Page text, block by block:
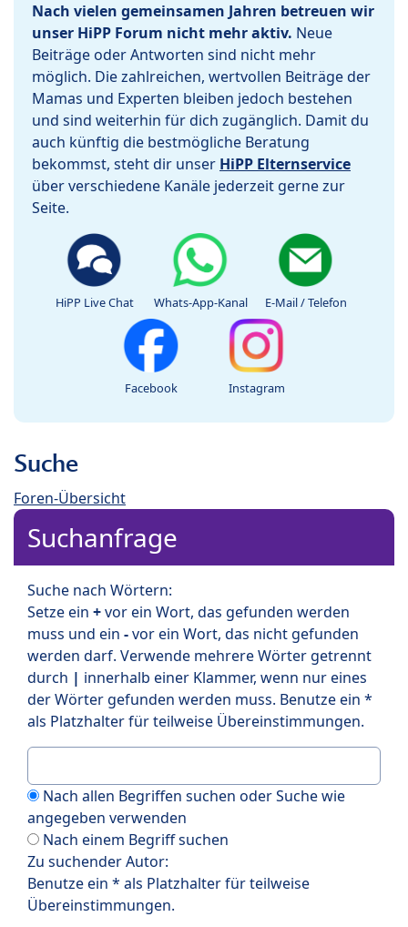
Nach vielen gemeinsamen Jahren betreuen wir
unser HiPP Forum nicht mehr aktiv. Neue
Beiträge oder Antworten sind nicht mehr
möglich. Die zahlreichen, wertvollen Beiträge der
Mamas und Experten bleiben jedoch bestehen
und sind weiterhin für dich zugänglich. Damit du
auch künftig die bestmögliche Beratung
bekommst, steht dir unser HiPP Elternservice
über verschiedene Kanäle jederzeit gerne zur
Seite.
HiPP Live Chat Whats-App-Kanal E-Mail / Telefon
Facebook Instagram
Suche
Foren-Übersicht
Suchanfrage
Suche nach Wörtern:
Setze ein +vor ein Wort, das gefunden werden
muss und ein -vor ein Wort, das nicht gefunden
werden darf. Verwende mehrere Wörter getrennt
durch | innerhalb einer Klammer, wenn nur eines
der Wörter gefunden werden muss. Benutze ein *
als Platzhalter für teilweise Übereinstimmungen.
Nach allen Begriffen suchen oder Suche wie
angegeben verwenden
Nach einem Begriff suchen
Zu suchender Autor:
Benutze ein * als Platzhalter für teilweise
Übereinstimmungen.